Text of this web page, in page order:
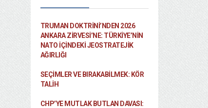
TRUMAN DOKTRINI’NDEN 2026
ANKARA ZIRVESI’NE: TÜRKIYE’NIN
NATO İÇINDEKI JEOSTRATEJIK
AĞIRLIĞI
SEÇIMLER VE BIRAKABILMEK: KÖR
TALIH
CHP’YE MUTLAK BUTLAN DAVASI: